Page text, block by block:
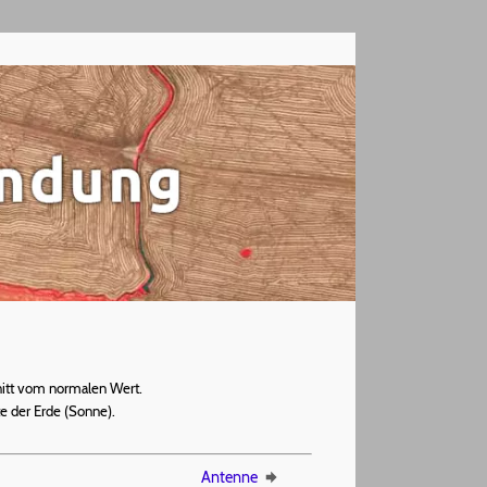
vom normalen Wert.
der Erde (Sonne).
Antenne